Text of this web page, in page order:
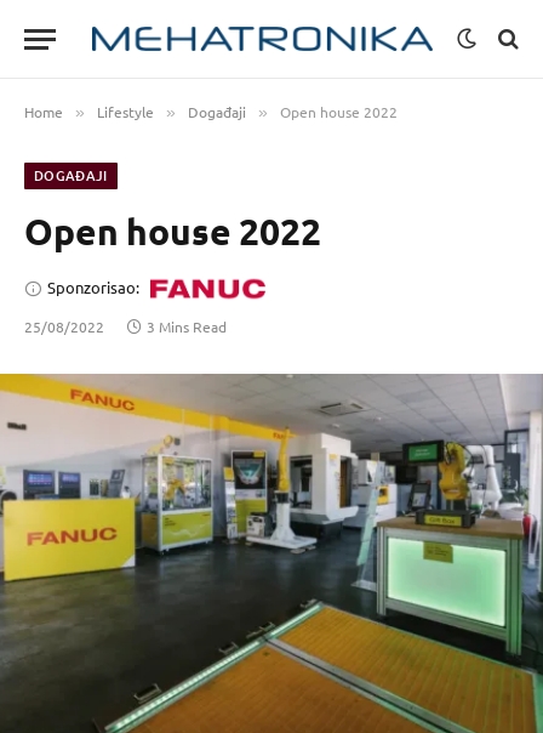
Home » Lifestyle » Događaji » Open house 2022
DOGAĐAJI
Open house 2022
Sponzorisao:
25/08/2022 3 Mins Read